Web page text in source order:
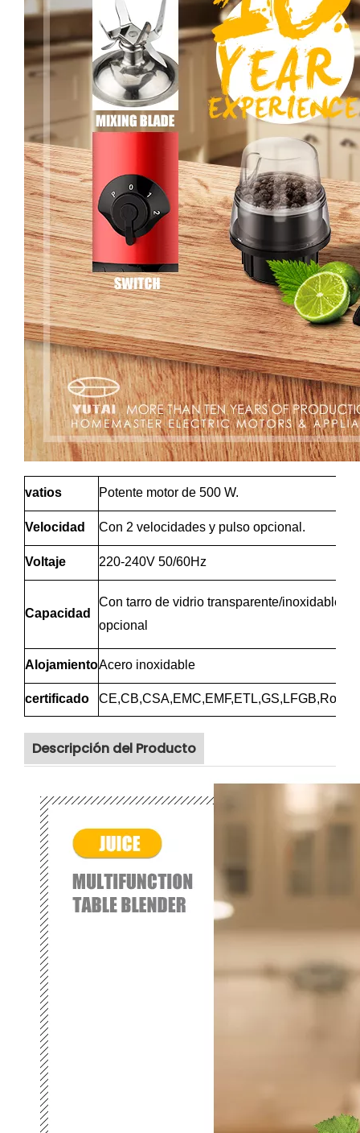
vatios Potente motor de 500 W.
Velocidad Con 2 velocidades y pulso opcional.
Voltaje 220-240V 50/60Hz
Capacidad
Con tarro de vidrio transparente/inoxidable/
opcional
AlojamientoAcero inoxidable
certificado
Descripción del Producto